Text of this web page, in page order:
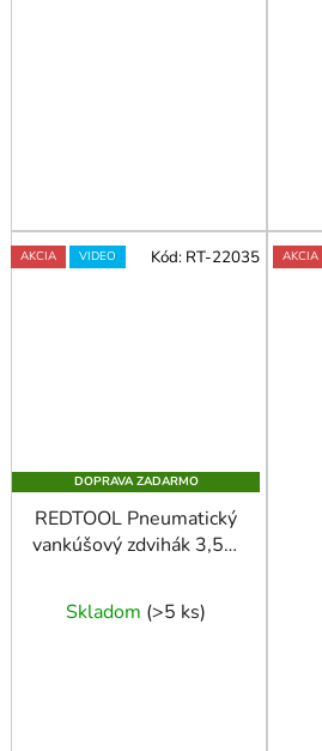
AKCIA VIDEO
DOPRAVA ZADARMO
REDTOOL Pneumatický
vankúšový zdvihák 3,5 T
Skladom (>5 ks)
Kód: RT-22035 AKCIA